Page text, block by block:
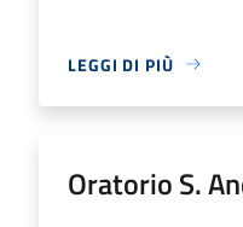
LEGGI DI PIÙ
Oratorio S.